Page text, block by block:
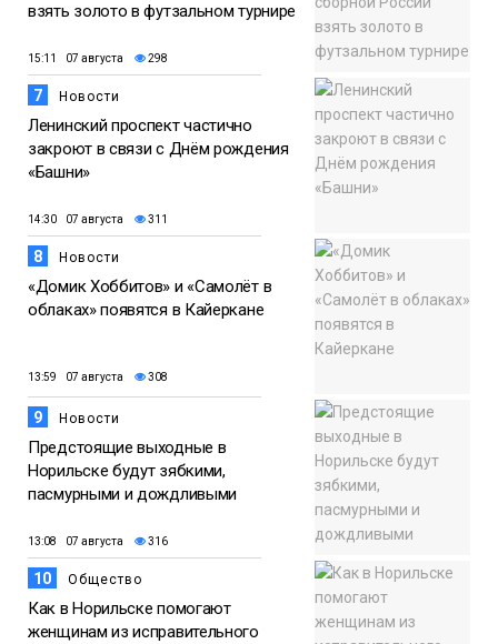
взять золото в футзальном турнире
15:11 07 августа 298
7 Новости
Ленинский проспект частично
закроют в связи с Днём рождения
«Башни»
14:30 07 августа 311
8 Новости
«Домик Хоббитов» и «Самолёт в
облаках» появятся в Кайеркане
13:59 07 августа 308
9 Новости
Предстоящие выходные в
Норильске будут зябкими,
пасмурными и дождливыми
13:08 07 августа 316
10 Общество
Как в Норильске помогают
женщинам из исправительного